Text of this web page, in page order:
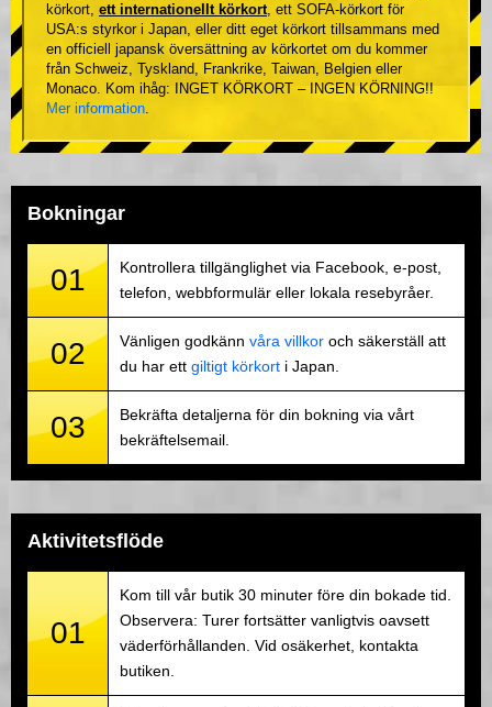
körkort, ett internationellt körkort, ett SOFA-körkort för
USA:s styrkor i Japan, eller ditt eget körkort tillsammans med
en officiell japansk översättning av körkortet om du kommer
från Schweiz, Tyskland, Frankrike, Taiwan, Belgien eller
Monaco. Kom ihåg: INGET KÖRKORT – INGEN KÖRNING!!
Mer information.
Bokningar
01
Kontrollera tillgänglighet via Facebook, e-post,
telefon, webbformulär eller lokala resebyråer.
02 Vänligen godkänn våra villkor och säkerställ att
du har ett giltigt körkort i Japan.
03
Bekräfta detaljerna för din bokning via vårt
bekräftelsemail.
Aktivitetsflöde
01
Kom till vår butik 30 minuter före din bokade tid.
Observera: Turer fortsätter vanligtvis oavsett
väderförhållanden. Vid osäkerhet, kontakta
butiken.